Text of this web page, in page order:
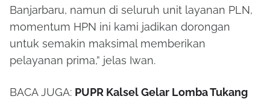
Banjarbaru, namun di seluruh unit layanan PLN,
momentum HPN ini kami jadikan dorongan
untuk semakin maksimal memberikan
pelayanan prima,” jelas Iwan.
BACA JUGA: PUPR Kalsel Gelar Lomba Tukang